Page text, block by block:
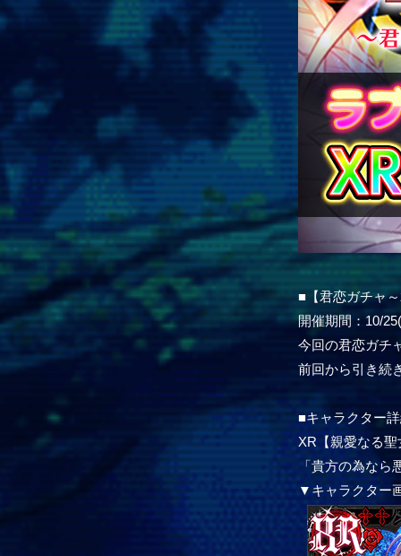
■【君恋ガチャ
開催期間：10/
今回の君恋ガチ
前回から引き続
■キャラクター
XR【親愛なる
「貴方の為な
▼キャラクター